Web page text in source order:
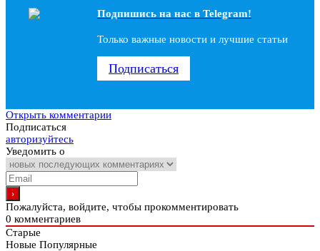
Подпишись на наc в Telegram!
Только важные новости и лучшие статьи
Подписаться
Открыть комментарии
Подписаться
авторизуйтесь
Уведомить о
Пожалуйста, войдите, чтобы прокомментировать
0 комментариев
Старые
Новые Популярные